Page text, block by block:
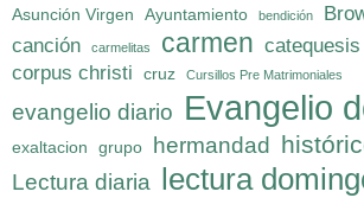
Asunción Virgen Ayuntamiento bendición
canción carmelitas carmen catequesis
corpus christi cruz Cursillos Pre Matrimoniales
evangelio diario Evangelio
exaltacion grupo hermandad
Lectura diaria lectura